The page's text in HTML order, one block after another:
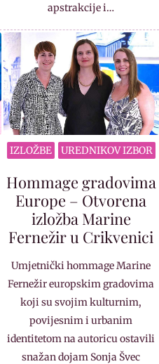
apstrakcije i…
IZLOŽBE UREDNIKOV IZBOR
Hommage gradovima
Europe – Otvorena
izložba Marine
Fernežir u Crikvenici
Umjetnički hommage Marine
Fernežir europskim gradovima
koji su svojim kulturnim,
povijesnim i urbanim
identitetom na autoricu ostavili
snažan dojam Sonja Švec